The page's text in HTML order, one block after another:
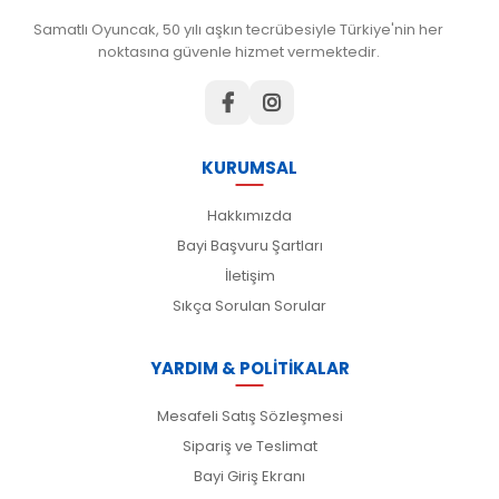
Samatlı Oyuncak, 50 yılı aşkın tecrübesiyle Türkiye'nin her
noktasına güvenle hizmet vermektedir.
KURUMSAL
Hakkımızda
Bayi Başvuru Şartları
İletişim
Sıkça Sorulan Sorular
YARDIM & POLİTİKALAR
Mesafeli Satış Sözleşmesi
Sipariş ve Teslimat
Bayi Giriş Ekranı